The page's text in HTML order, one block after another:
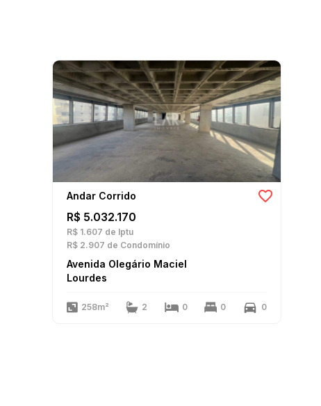
Andar Corrido
R$ 5.032.170
R$ 1.607 de Iptu
R$ 2.907 de Condomínio
Avenida Olegário Maciel
Lourdes
258m² 2 0 0 0